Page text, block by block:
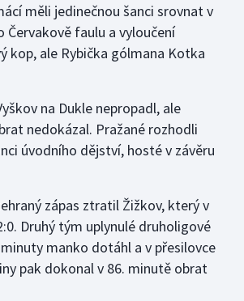
měli jedinečnou šanci srovnat v
Červakově faulu a vyloučení
kop, ale Rybička gólmana Kotka
na Dukle nepropadl, ale
nedokázal. Pražané rozhodli
úvodního dějství, hosté v závěru
zápas ztratil Žižkov, který v
Druhý tým uplynulé druholigové
manko dotáhl a v přesilovce
pak dokonal v 86. minutě obrat